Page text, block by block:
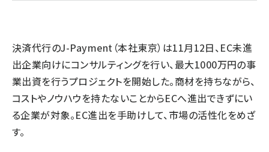
決済代行のJ-Payment（本社東京）は11月12日、EC未進
出企業向けにコンサルティングを行い、最大1000万円の事
業出資を行うプロジェクトを開始した。商材を持ちながら、
コストやノウハウを持たないことからECへ進出できずにい
る企業が対象。EC進出を手助けして、市場の活性化をめざ
す。